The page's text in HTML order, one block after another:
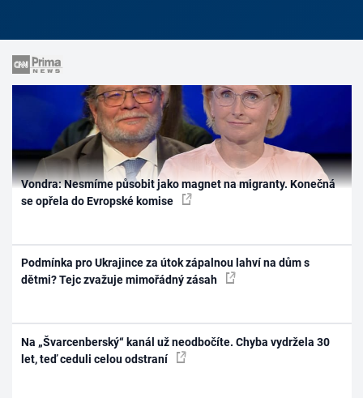
Vondra: Nesmíme působit jako magnet na migranty. Konečná
se opřela do Evropské komise
Podmínka pro Ukrajince za útok zápalnou lahví na dům s
dětmi? Tejc zvažuje mimořádný zásah
Na „Švarcenberský“ kanál už neodbočíte. Chyba vydržela 30
let, teď ceduli celou odstraní